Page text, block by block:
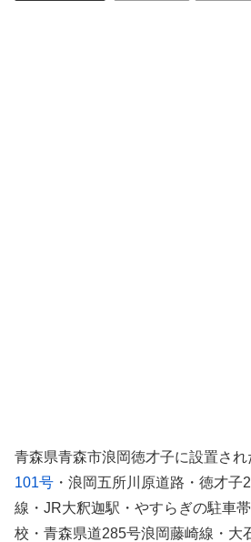
青森県青森市浪岡徳才子に設置され
101号 ・浪岡五所川原道路・徳才子
線・JR大釈迦駅・やすらぎの駐車
校・青森県道285号浪岡藤崎線・大